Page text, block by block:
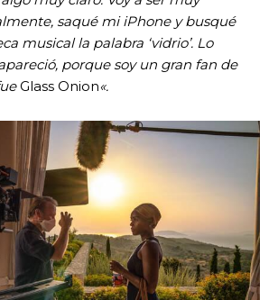
saqué mi iPhone y busqué
musical la palabra ‘vidrio’. Lo
porque soy un gran fan de
Glass Onion«.